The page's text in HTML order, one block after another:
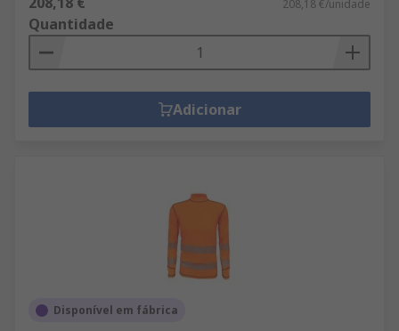
208,18 €/unidade
Quantidade
Adicionar
Disponível em fábrica